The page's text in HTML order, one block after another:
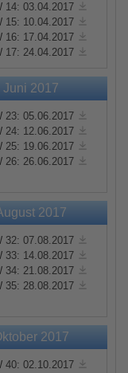
14: 03.04.2017
15: 10.04.2017
16: 17.04.2017
17: 24.04.2017
Juni 2017
23: 05.06.2017
24: 12.06.2017
25: 19.06.2017
26: 26.06.2017
2017
32: 07.08.2017
33: 14.08.2017
34: 21.08.2017
35: 28.08.2017
2017
40: 02.10.2017